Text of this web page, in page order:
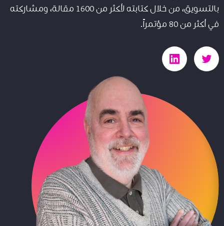
بالتسويق، من خلال كتابته لأكثر من 1600 مقالة، ومشاركته
في أكثر من 80 مؤتمراً.